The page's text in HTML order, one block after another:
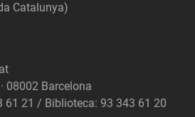
Catalunya)
08002 Barcelona
61 21 / Biblioteca: 93 343 61 20